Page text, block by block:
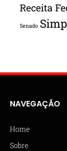
Receita
Senado
NAVEGAÇÃO
Home
Sobre